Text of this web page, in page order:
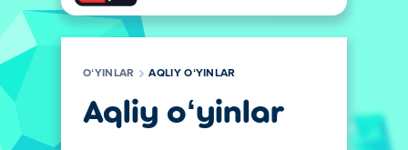
OʻYINLAR AQLIY OʻYINLAR
Aqliy oʻyinlar